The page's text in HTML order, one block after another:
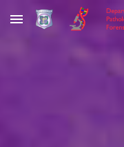
Skip to main content